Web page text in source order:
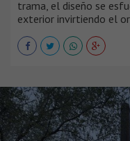
trama, el diseño se
exterior invirtiendo el